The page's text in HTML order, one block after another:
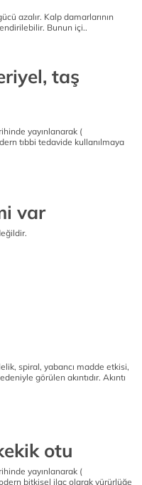
azalır. Kalp damarlarının
Bunun içi..
taş
yayınlanarak (
tıbbi tedavide kullanılmaya
var
spiral, yabancı madde etkisi,
görülen akıntıdır. Akıntı
otu
yayınlanarak (
bitkisel ilaç olarak yürürlüğe